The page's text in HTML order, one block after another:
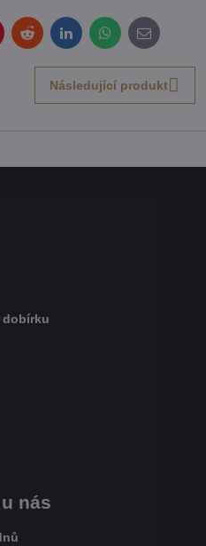
RedditLinkedInWhatsApp
E-
mail
Následující produkt
dobírku
nás